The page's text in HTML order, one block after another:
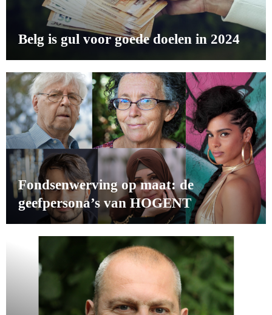
Belg is gul voor goede doelen in 2024
Fondsenwerving op maat: de
geefpersona’s van HOGENT